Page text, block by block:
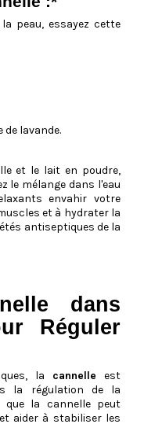
peau, essayez cette
de lavande.
et le lait en poudre,
le mélange dans l'eau
envahir votre
et à hydrater la
antiseptiques de la
dans
Réguler
la cannelle est
la régulation de la
que la cannelle peut
aider à stabiliser les